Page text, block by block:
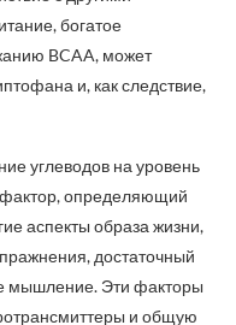
богатое
BCAA, может
и, как следствие,
углеводов на уровень
фактор, определяющий
аспекты образа жизни,
достаточный
мышление. Эти факторы
и общую